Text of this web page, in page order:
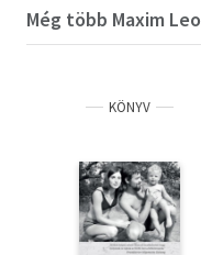
Még több Maxim Leo
KÖNYV